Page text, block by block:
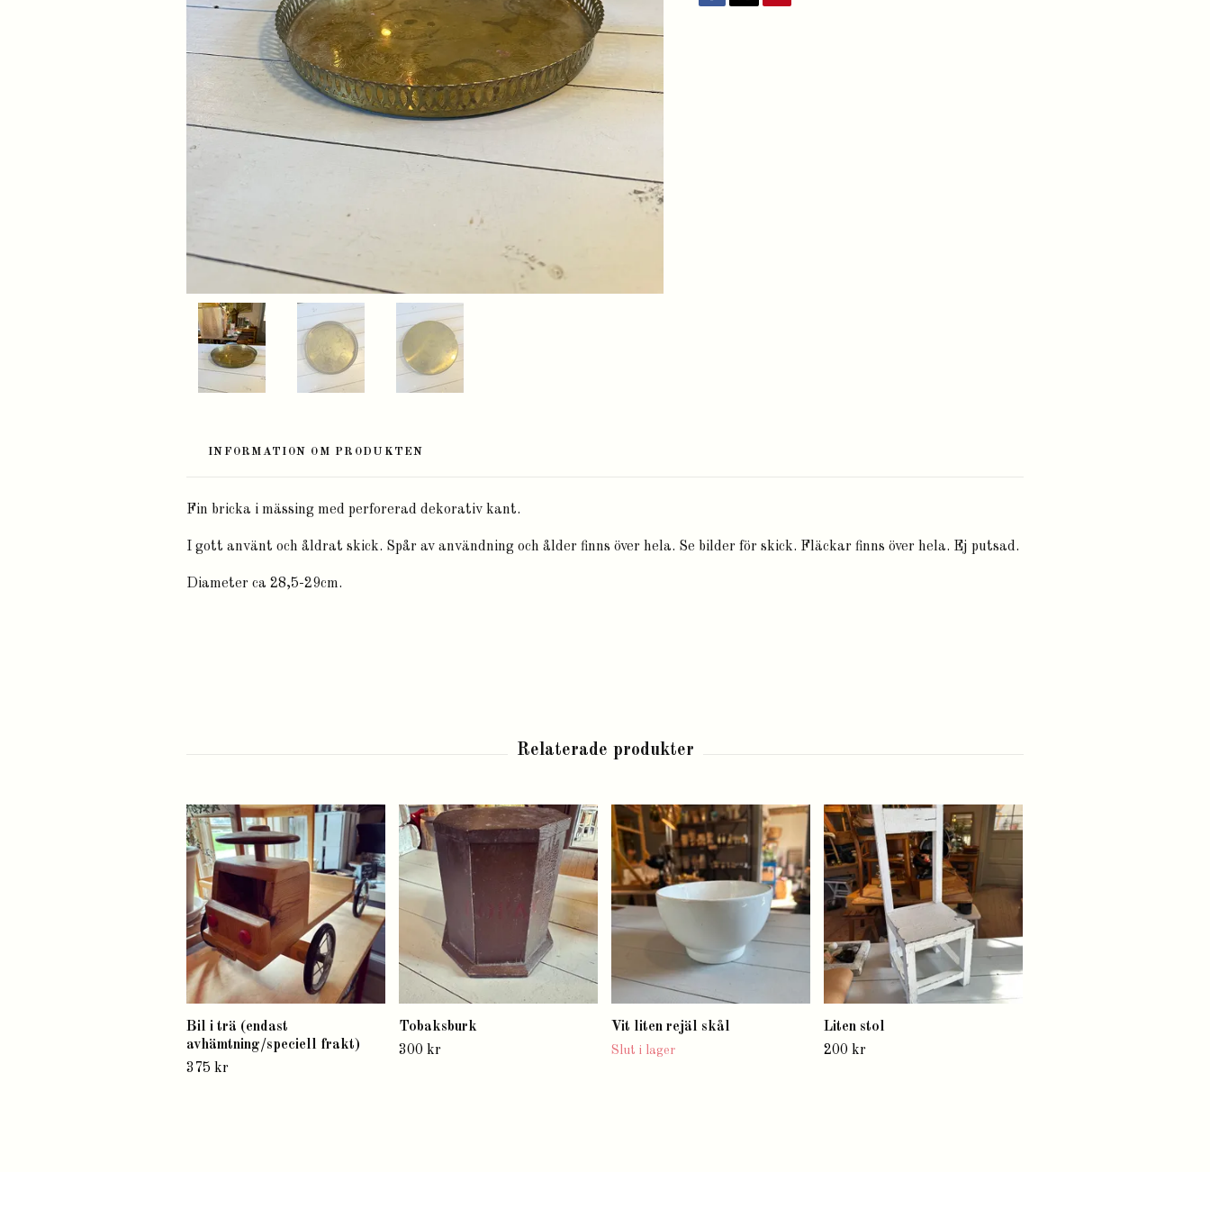
INFORMATION OM PRODUKTEN
Fin bricka i mässing med perforerad dekorativ kant.
I gott använt och åldrat skick. Spår av användning och ålder finns över hela. Se bilder för skick. Fläckar finns över hela. Ej putsad.
Diameter ca 28,5-29cm.
Bil i trä (endast
avhämtning/speciell frakt)
375 kr
Tobaksburk
300 kr
Vit liten rejäl skål
Slut i lager
Liten stol
200 kr